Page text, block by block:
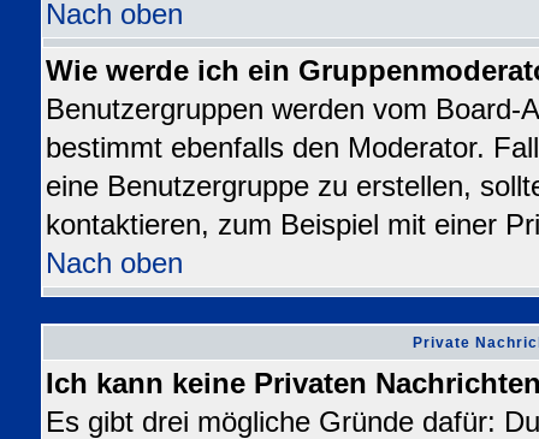
Nach oben
Wie werde ich ein
Benutzergruppen werden vom Board-
bestimmt ebenfalls den Moderator.
eine Benutzergruppe zu erstellen,
kontaktieren, zum Beispiel mit einer
Nach oben
Private
Ich kann keine Privaten
Es gibt drei mögliche Gründe dafür: